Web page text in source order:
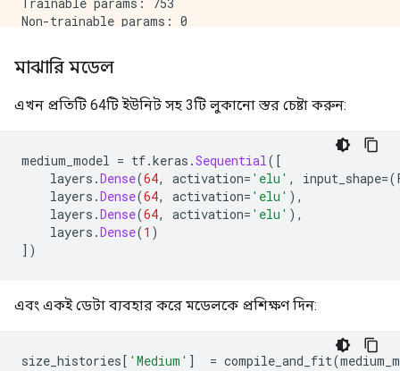
Trainable params: 753
Non-trainable params: 0
Epoch: 0, accuracy:0.4864,
Epoch: 100, accuracy:0.6386,
Epoch: 200, accuracy:0.6697,
Epoch: 300, accuracy:0.6838,
Epoch: 400, accuracy:0.6911,
Epoch: 500, accuracy:0.6930,
মাঝারি মডেল
এখন প্রতিটি 64টি ইউনিট সহ 3টি লুকানো স্তর চেষ্টা করুন:
medium_model = tf.keras .Sequential([
layers .Dense(64, activation= 'elu' , input_shape=(
layers .Dense(64, activation= 'elu' ),
layers .Dense(64, activation= 'elu' ),
layers .Dense(1 )
])
এবং একই ডেটা ব্যবহার করে মডেলকে প্রশিক্ষণ দিন:
size_histories [ 'Medium' ] = compile_and_fit(